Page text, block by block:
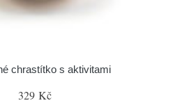
chrastítko s aktivitami
329 Kč